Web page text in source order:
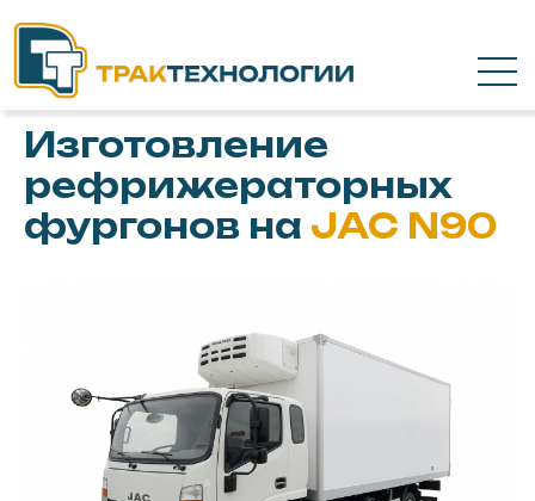
Изготовление
рефрижераторных
фургонов на JAC N90